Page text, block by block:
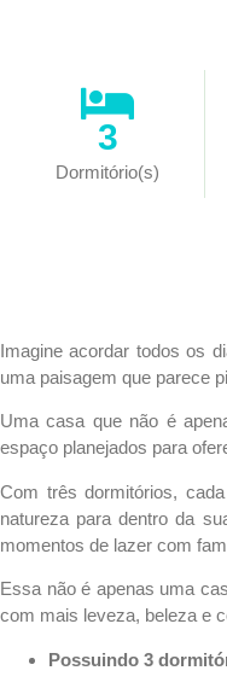
3
Dormitório(s)
Imagine acordar todos os
uma paisagem que parece
Uma casa que não é
espaço planejados para
Com três dormitórios,
natureza para dentro da
momentos de lazer com
Essa não é apenas uma
com mais leveza, beleza e
Possuindo 3